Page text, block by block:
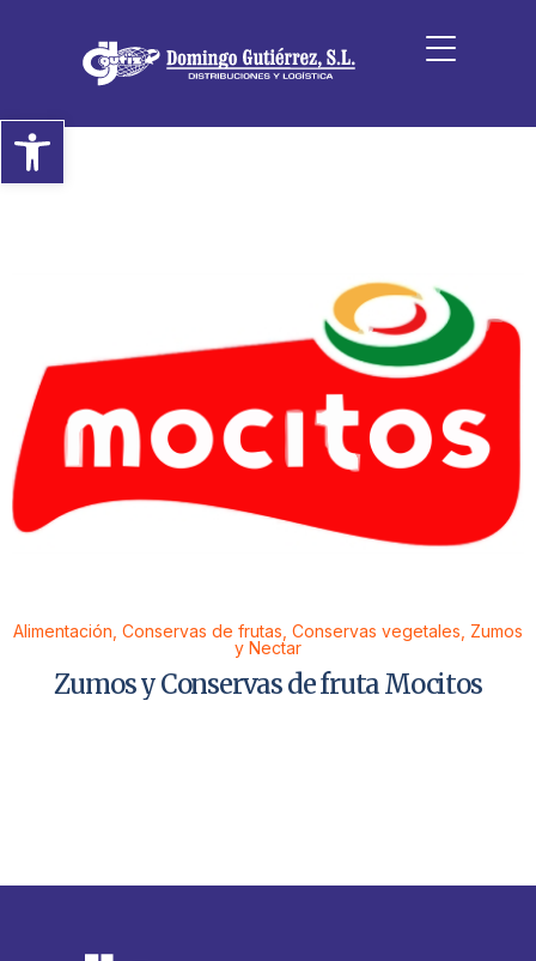
Abrir barra de herramientas
Alimentación Conservas de frutas Conservas vegetales Zumos
y Nectar
Zumos y Conservas de fruta Mocitos